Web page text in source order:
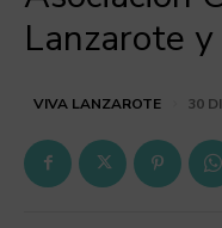
Lanzarote
VIVA LANZAROTE 30